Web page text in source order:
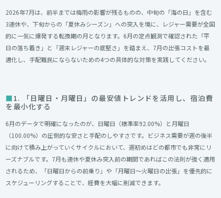
2026年7月は、前半までは梅雨の影響が残るものの、中旬の「海の日」を含む
3連休や、下旬からの「夏休みシーズン」への突入を境に、レジャー需要が全国
的に一気に爆発する転換期の月となります。6月の定点観測で確認された「平
日の落ち着き」と「週末レジャーの底堅さ」を踏まえ、7月の出張コストを最
適化し、手配難民にならないための4つの具体的な対策を実践してください。
1. 「日曜日・月曜日」の最安値トレンドを活用し、宿泊費
を最小化する
6月のデータで明確になったのが、日曜日（標準率92.00%）と月曜日
（100.00%）の圧倒的な安さと手配のしやすさです。ビジネス需要が週の後半
に向けて積み上がっていくサイクルにおいて、週初めはどの都市でも非常にリ
ーズナブルです。7月も連休や夏休み突入前の期間であればこの法則が強く適用
されるため、「日曜日からの前乗り」や「月曜日〜火曜日の出張」を優先的に
スケジューリングすることで、経費を大幅に削減できます。